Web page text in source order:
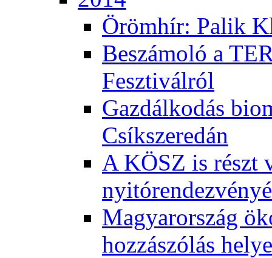
Örömhír: Palik
Beszámoló a
Fesztiválról
Gazdálkodás
Csíkszeredán
A KÖSZ is részt
Magyarország
hozzászólás